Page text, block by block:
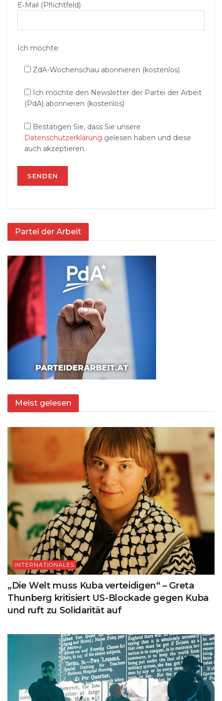
E‑Mail (Pflichtfeld)
Ich möchte:
ZdA-Wochenschau abonnieren (kostenlos)
Ich möchte den Newsletter der Partei der Arbeit
(PdA) abonnieren (kostenlos)
Bestätigen Sie, dass Sie unsere
Datenschutzerklärung gelesen haben und diese
auch akzeptieren.
Partei der Arbeit
Meist gelesen
INTERNATIONALES
„Die Welt muss Kuba verteidigen“ – Greta
Thunberg kritisiert US-Blockade gegen Kuba
und ruft zu Solidarität auf